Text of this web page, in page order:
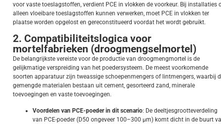
voor vaste toeslagstoffen, verdient PCE in vlokken de voorkeur. Bij installaties
alleen vloeibare toeslagstoffen kunnen verwerken, moet PCE in vlokken ter
plaatse worden opgelost en gereconstitueerd voordat het wordt gebruikt.
2. Compatibiliteitslogica voor
mortelfabrieken (droogmengselmortel)
De belangrijkste vereiste voor de productie van droogmengmortel is de
gelijkmatige verspreiding van het poedersysteem. De meest voorkomende
soorten apparatuur zijn tweassige schoepenmengers of lintmengers, waarbij
gemengde materialen bestaan uit cement, gesorteerd zand, minerale
toevoegingen en vaste toevoegingen.
Voordelen van PCE-poeder in dit scenario: De deeltjesgrootteverdeling
van PCE-poeder (D50 ongeveer 100–300 μm) komt dicht in de buurt